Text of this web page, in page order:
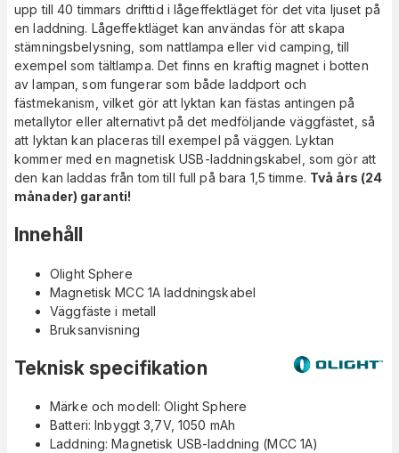
upp till 40 timmars drifttid i lågeffektläget för det vita ljuset på
en laddning. Lågeffektläget kan användas för att skapa
stämningsbelysning, som nattlampa eller vid camping, till
exempel som tältlampa. Det finns en kraftig magnet i botten
av lampan, som fungerar som både laddport och
fästmekanism, vilket gör att lyktan kan fästas antingen på
metallytor eller alternativt på det medföljande väggfästet, så
att lyktan kan placeras till exempel på väggen. Lyktan
kommer med en magnetisk USB-laddningskabel, som gör att
den kan laddas från tom till full på bara 1,5 timme. Två års (24
månader) garanti!
Innehåll
Olight Sphere
Magnetisk MCC 1A laddningskabel
Väggfäste i metall
Bruksanvisning
Teknisk specifikation
Märke och modell: Olight Sphere
Batteri: Inbyggt 3,7V, 1050 mAh
Laddning: Magnetisk USB-laddning (MCC 1A)